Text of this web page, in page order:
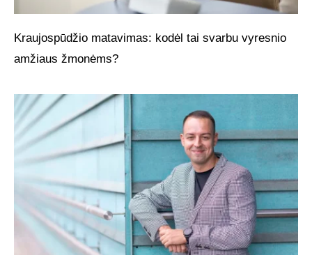
Kraujospūdžio matavimas: kodėl tai svarbu vyresnio
amžiaus žmonėms?